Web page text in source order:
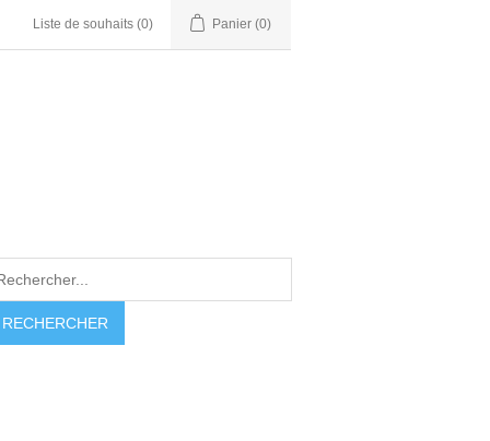
Liste de souhaits (0) Panier (0)
RECHERCHER